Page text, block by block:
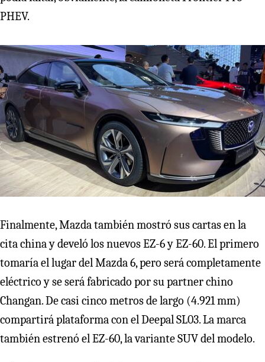
PHEV.
Finalmente, Mazda también mostró sus cartas en la
cita china y develó los nuevos EZ-6 y EZ-60. El primero
tomaría el lugar del Mazda 6, pero será completamente
eléctrico y se será fabricado por su partner chino
Changan. De casi cinco metros de largo (4.921 mm)
compartirá plataforma con el Deepal SL03. La marca
también estrenó el EZ-60, la variante SUV del modelo.